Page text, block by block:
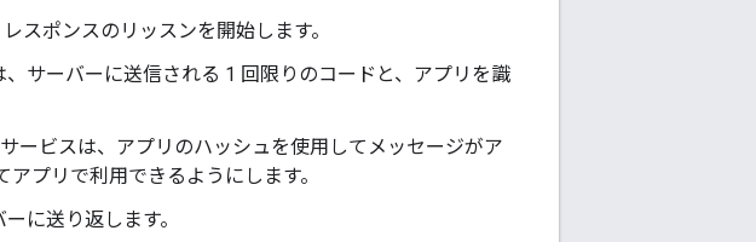
スポンスのリッスンを開始します。
サーバーに送信される 1 回限りのコードと、アプリを識
ービスは、アプリのハッシュを使用してメッセージがア
プリで利用できるようにします。
に送り返します。